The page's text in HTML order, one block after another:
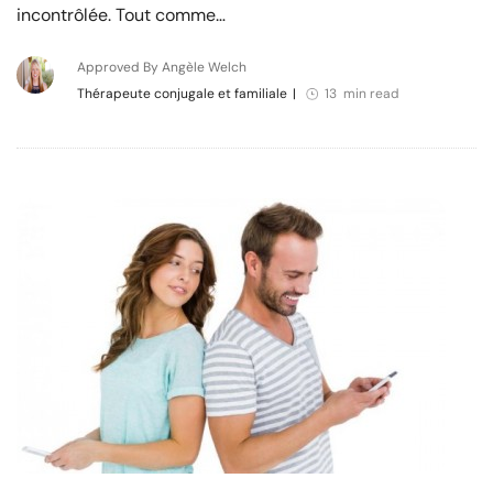
incontrôlée. Tout comme…
Approved By Angèle Welch
Thérapeute conjugale et familiale | 13 min read